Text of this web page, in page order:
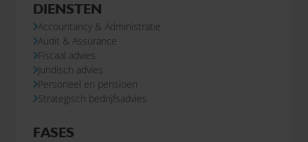
DIENSTEN
Accountancy & Administratie
Audit & Assurance
Fiscaal advies
Juridisch advies
Personeel en pensioen
Strategisch bedrijfsadvies
FASES